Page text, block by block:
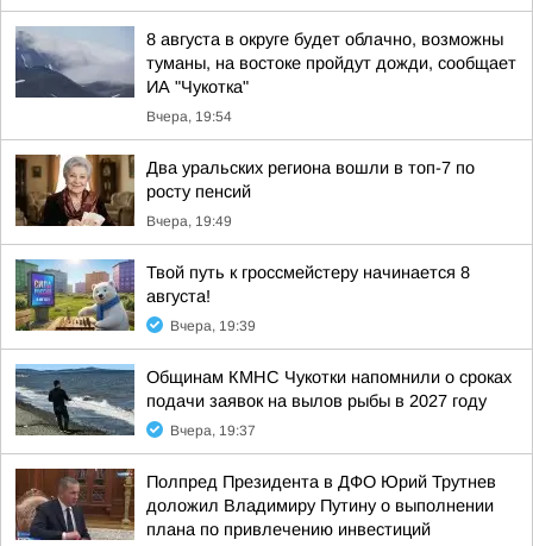
8 августа в округе будет облачно, возможны
туманы, на востоке пройдут дожди, сообщает
ИА "Чукотка"
Вчера, 19:54
Два уральских региона вошли в топ-7 по
росту пенсий
Вчера, 19:49
Твой путь к гроссмейстеру начинается 8
августа!
Вчера, 19:39
Общинам КМНС Чукотки напомнили о сроках
подачи заявок на вылов рыбы в 2027 году
Вчера, 19:37
Полпред Президента в ДФО Юрий Трутнев
доложил Владимиру Путину о выполнении
плана по привлечению инвестиций